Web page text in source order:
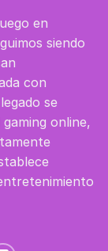
en
siendo
con
se
online,